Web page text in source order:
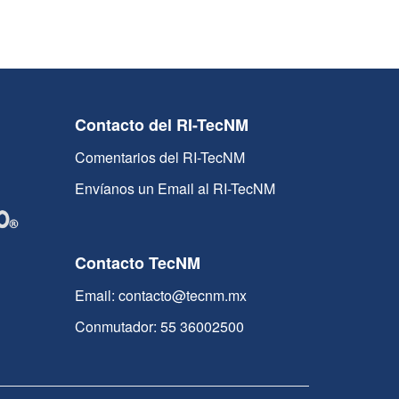
Contacto del RI-TecNM
Comentarios del RI-TecNM
Envíanos un Email al RI-TecNM
Contacto TecNM
Email: contacto@tecnm.mx
Conmutador: 55 36002500